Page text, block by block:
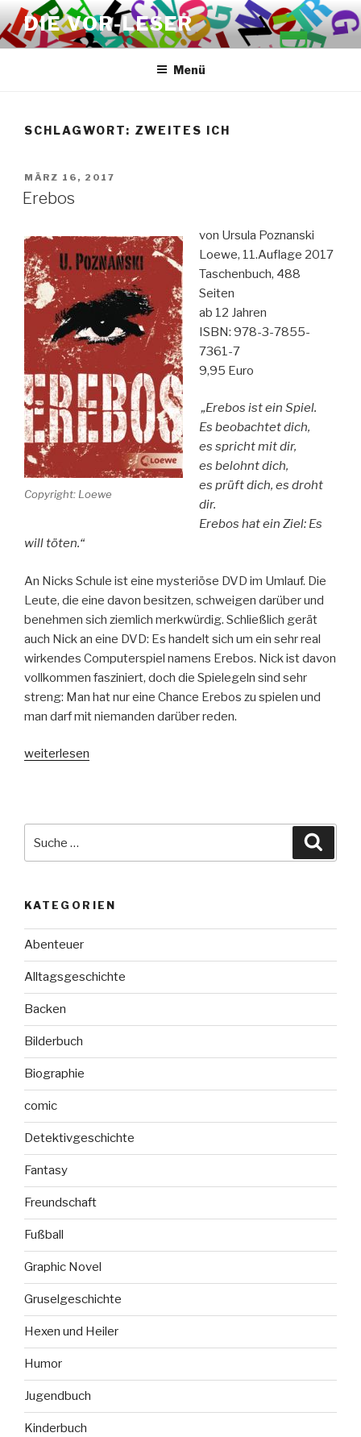
Zum
Inhalt
springen
DIE VOR-LESER
Menü
SCHLAGWORT: ZWEITES ICH
VERÖFFENTLICHT
AM
MÄRZ 16, 2017
Erebos
Copyright: Loewe
von Ursula Poznanski
Loewe, 11.Auflage 2017
Taschenbuch, 488
Seiten
ab 12 Jahren
ISBN: 978-3-7855-
7361-7
9,95 Euro
„Erebos ist ein Spiel.
Es beobachtet dich,
es spricht mit dir,
es belohnt dich,
es prüft dich, es droht
dir.
Erebos hat ein Ziel: Es
will töten.“
An Nicks Schule ist eine mysteriöse DVD im Umlauf. Die
Leute, die eine davon besitzen, schweigen darüber und
benehmen sich ziemlich merkwürdig. Schließlich gerät
auch Nick an eine DVD: Es handelt sich um ein sehr real
wirkendes Computerspiel namens Erebos. Nick ist davon
vollkommen fasziniert, doch die Spielegeln sind sehr
streng: Man hat nur eine Chance Erebos zu spielen und
man darf mit niemanden darüber reden.
„Erebos“
weiterlesen
nach:
KATEGORIEN
Abenteuer
Alltagsgeschichte
Backen
Bilderbuch
Biographie
comic
Detektivgeschichte
Fantasy
Freundschaft
Fußball
Graphic Novel
Gruselgeschichte
Hexen und Heiler
Humor
Jugendbuch
Kinderbuch